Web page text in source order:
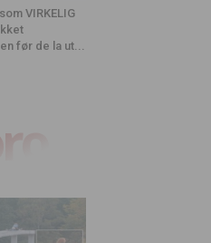
VIRKELIG
før de la ut...